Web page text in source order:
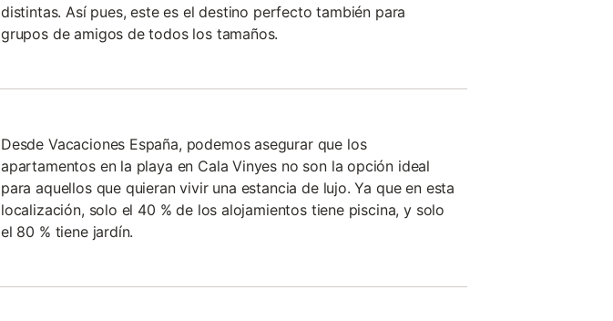
distintas. Así pues, este es el destino perfecto también para
grupos de amigos de todos los tamaños.
Desde Vacaciones España, podemos asegurar que los
apartamentos en la playa en Cala Vinyes no son la opción ideal
para aquellos que quieran vivir una estancia de lujo. Ya que en esta
localización, solo el 40 % de los alojamientos tiene piscina, y solo
el 80 % tiene jardín.